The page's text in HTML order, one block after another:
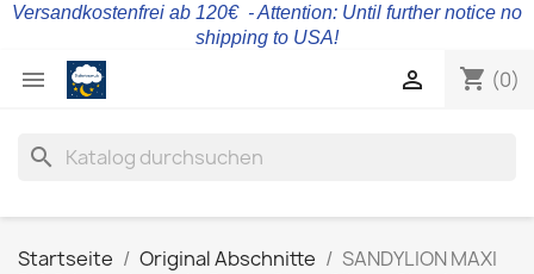
Versandkostenfrei ab 120€ - Attention: Until further notice no
shipping to USA!
 shopping_cart (0)

search
Startseite Original Abschnitte
SANDYLION MAXI